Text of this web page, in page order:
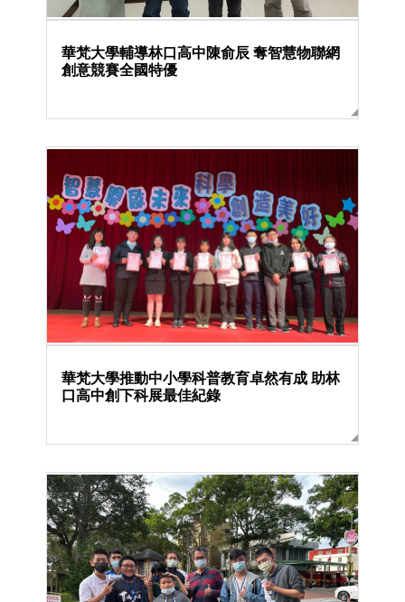
華梵大學輔導林口高中陳俞辰 奪智慧物聯網
創意競賽全國特優
華梵大學推動中小學科普教育卓然有成 助林
口高中創下科展最佳紀錄